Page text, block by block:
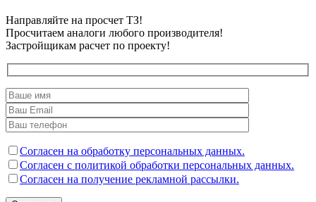
Направляйте на просчет ТЗ!
Просчитаем аналоги любого производителя!
Застройщикам расчет по проекту!
Согласен на обработку персональных данных.
Согласен с политикой обработки персональных данных.
Согласен на получение рекламной рассылки.